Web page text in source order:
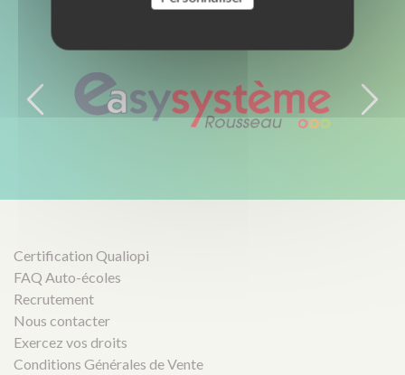
Textile et bagagerie Club Rousseau
La team Club
PROFESSIONNELS
Certification Qualiopi
FAQ Auto-écoles
Recrutement
Nous contacter
Exercez vos droits
Conditions Générales de Vente